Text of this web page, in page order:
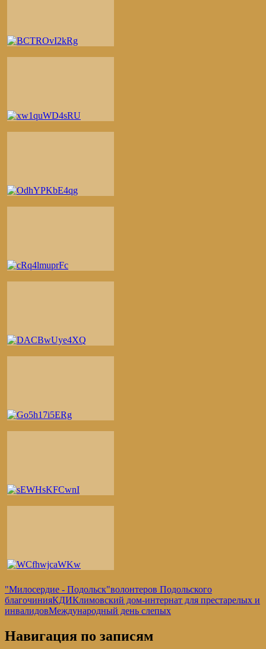
"Милосердие - Подольск"волонтеров Подольского
благочинияКДИКлимовский дом-интернат для престарелых и
инвалидовМеждународный день слепых
Навигация по записям